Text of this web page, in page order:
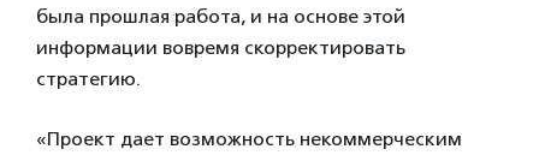
была прошлая работа, и на основе этой
информации вовремя скорректировать
стратегию.
«Проект дает возможность некоммерческим